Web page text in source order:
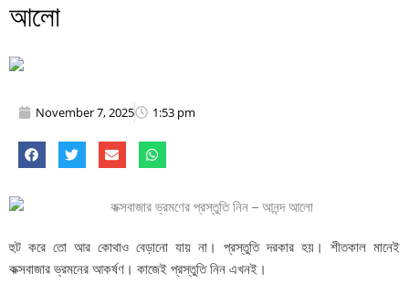
আলো
November 7, 2025 1:53 pm
হুট করে তো আর কোথাও বেড়ানো যায় না। প্রস্তুতি দরকার হয়। শীতকাল মানেই
কক্সবাজার ভ্রমনের আকর্ষণ। কাজেই প্রস্তুতি নিন এখনই।